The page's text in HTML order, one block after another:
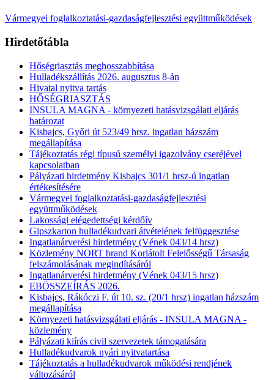
Vármegyei foglalkoztatási-gazdaságfejlesztési együttműködések
Hirdetőtábla
Hőségriasztás meghosszabbítása
Hulladékszállítás 2026. augusztus 8-án
Hivatal nyitva tartás
HŐSÉGRIASZTÁS
INSULA MAGNA - környezeti hatásvizsgálati eljárás
határozat
Kisbajcs, Győri út 523/49 hrsz. ingatlan házszám
megállapítása
Tájékoztatás régi típusú személyi igazolvány cseréjével
kapcsolatban
Pályázati hirdetmény Kisbajcs 301/1 hrsz-ú ingatlan
értékesítésére
Vármegyei foglalkoztatási-gazdaságfejlesztési
együttműködések
Lakossági elégedettségi kérdőív
Gipszkarton hulladékudvari átvételének felfüggesztése
Ingatlanárverési hirdetmény (Vének 043/14 hrsz)
Közlemény NORT brand Korlátolt Felelősségű Társaság
felszámolásának megindításáról
Ingatlanárverési hirdetmény (Vének 043/15 hrsz)
EBÖSSZEÍRÁS 2026.
Kisbajcs, Rákóczi F. út 10. sz. (20/1 hrsz) ingatlan házszám
megállapítása
Környezeti hatásvizsgálati eljárás - INSULA MAGNA -
közlemény
Pályázati kiírás civil szervezetek támogatására
Hulladékudvarok nyári nyitvatartása
Tájékoztatás a hulladékudvarok működési rendjének
változásáról